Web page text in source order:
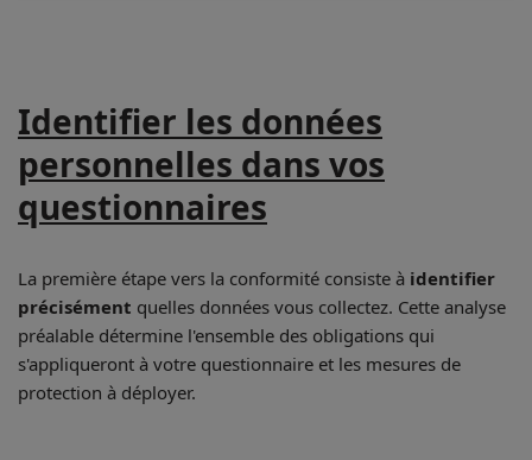
Identifier les données
personnelles dans vos
questionnaires
La première étape vers la conformité consiste à identifier
précisément quelles données vous collectez. Cette analyse
préalable détermine l'ensemble des obligations qui
s'appliqueront à votre questionnaire et les mesures de
protection à déployer.